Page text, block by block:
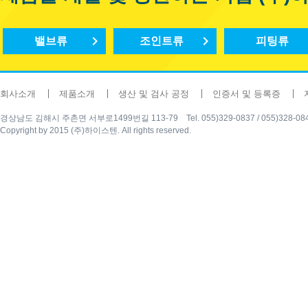
밸브류 조인트류 피팅류
회사소개 제품소개 생산 및 검사 공정 인증서 및 등록증
경상남도 김해시 주촌면 서부로1499번길 113-79 Tel. 055)329-0837 / 055)328-
Copyright by 2015 (주)하이스텐. All rights reserved.